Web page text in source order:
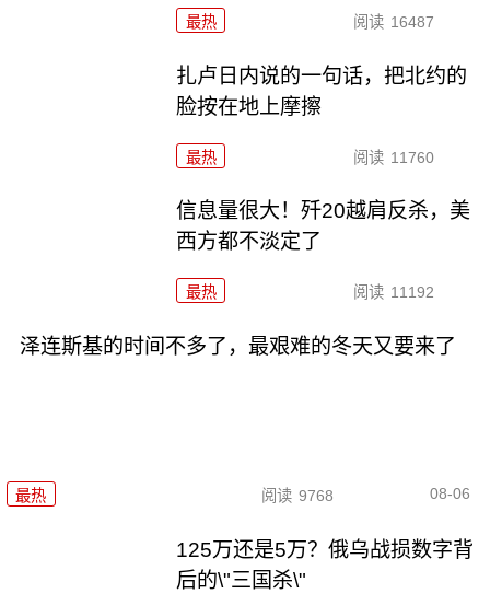
最热 阅读 16487
扎卢日内说的一句话，把北约的
脸按在地上摩擦
最热 阅读 11760
信息量很大！歼20越肩反杀，美
西方都不淡定了
最热 阅读 11192
泽连斯基的时间不多了，最艰难的冬天又要来了
最热 阅读 9768 08-06
125万还是5万？俄乌战损数字背
后的\"三国杀\"